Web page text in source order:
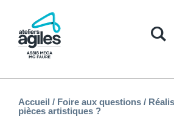
Accueil / Foire aux questions /
pièces artistiques ?